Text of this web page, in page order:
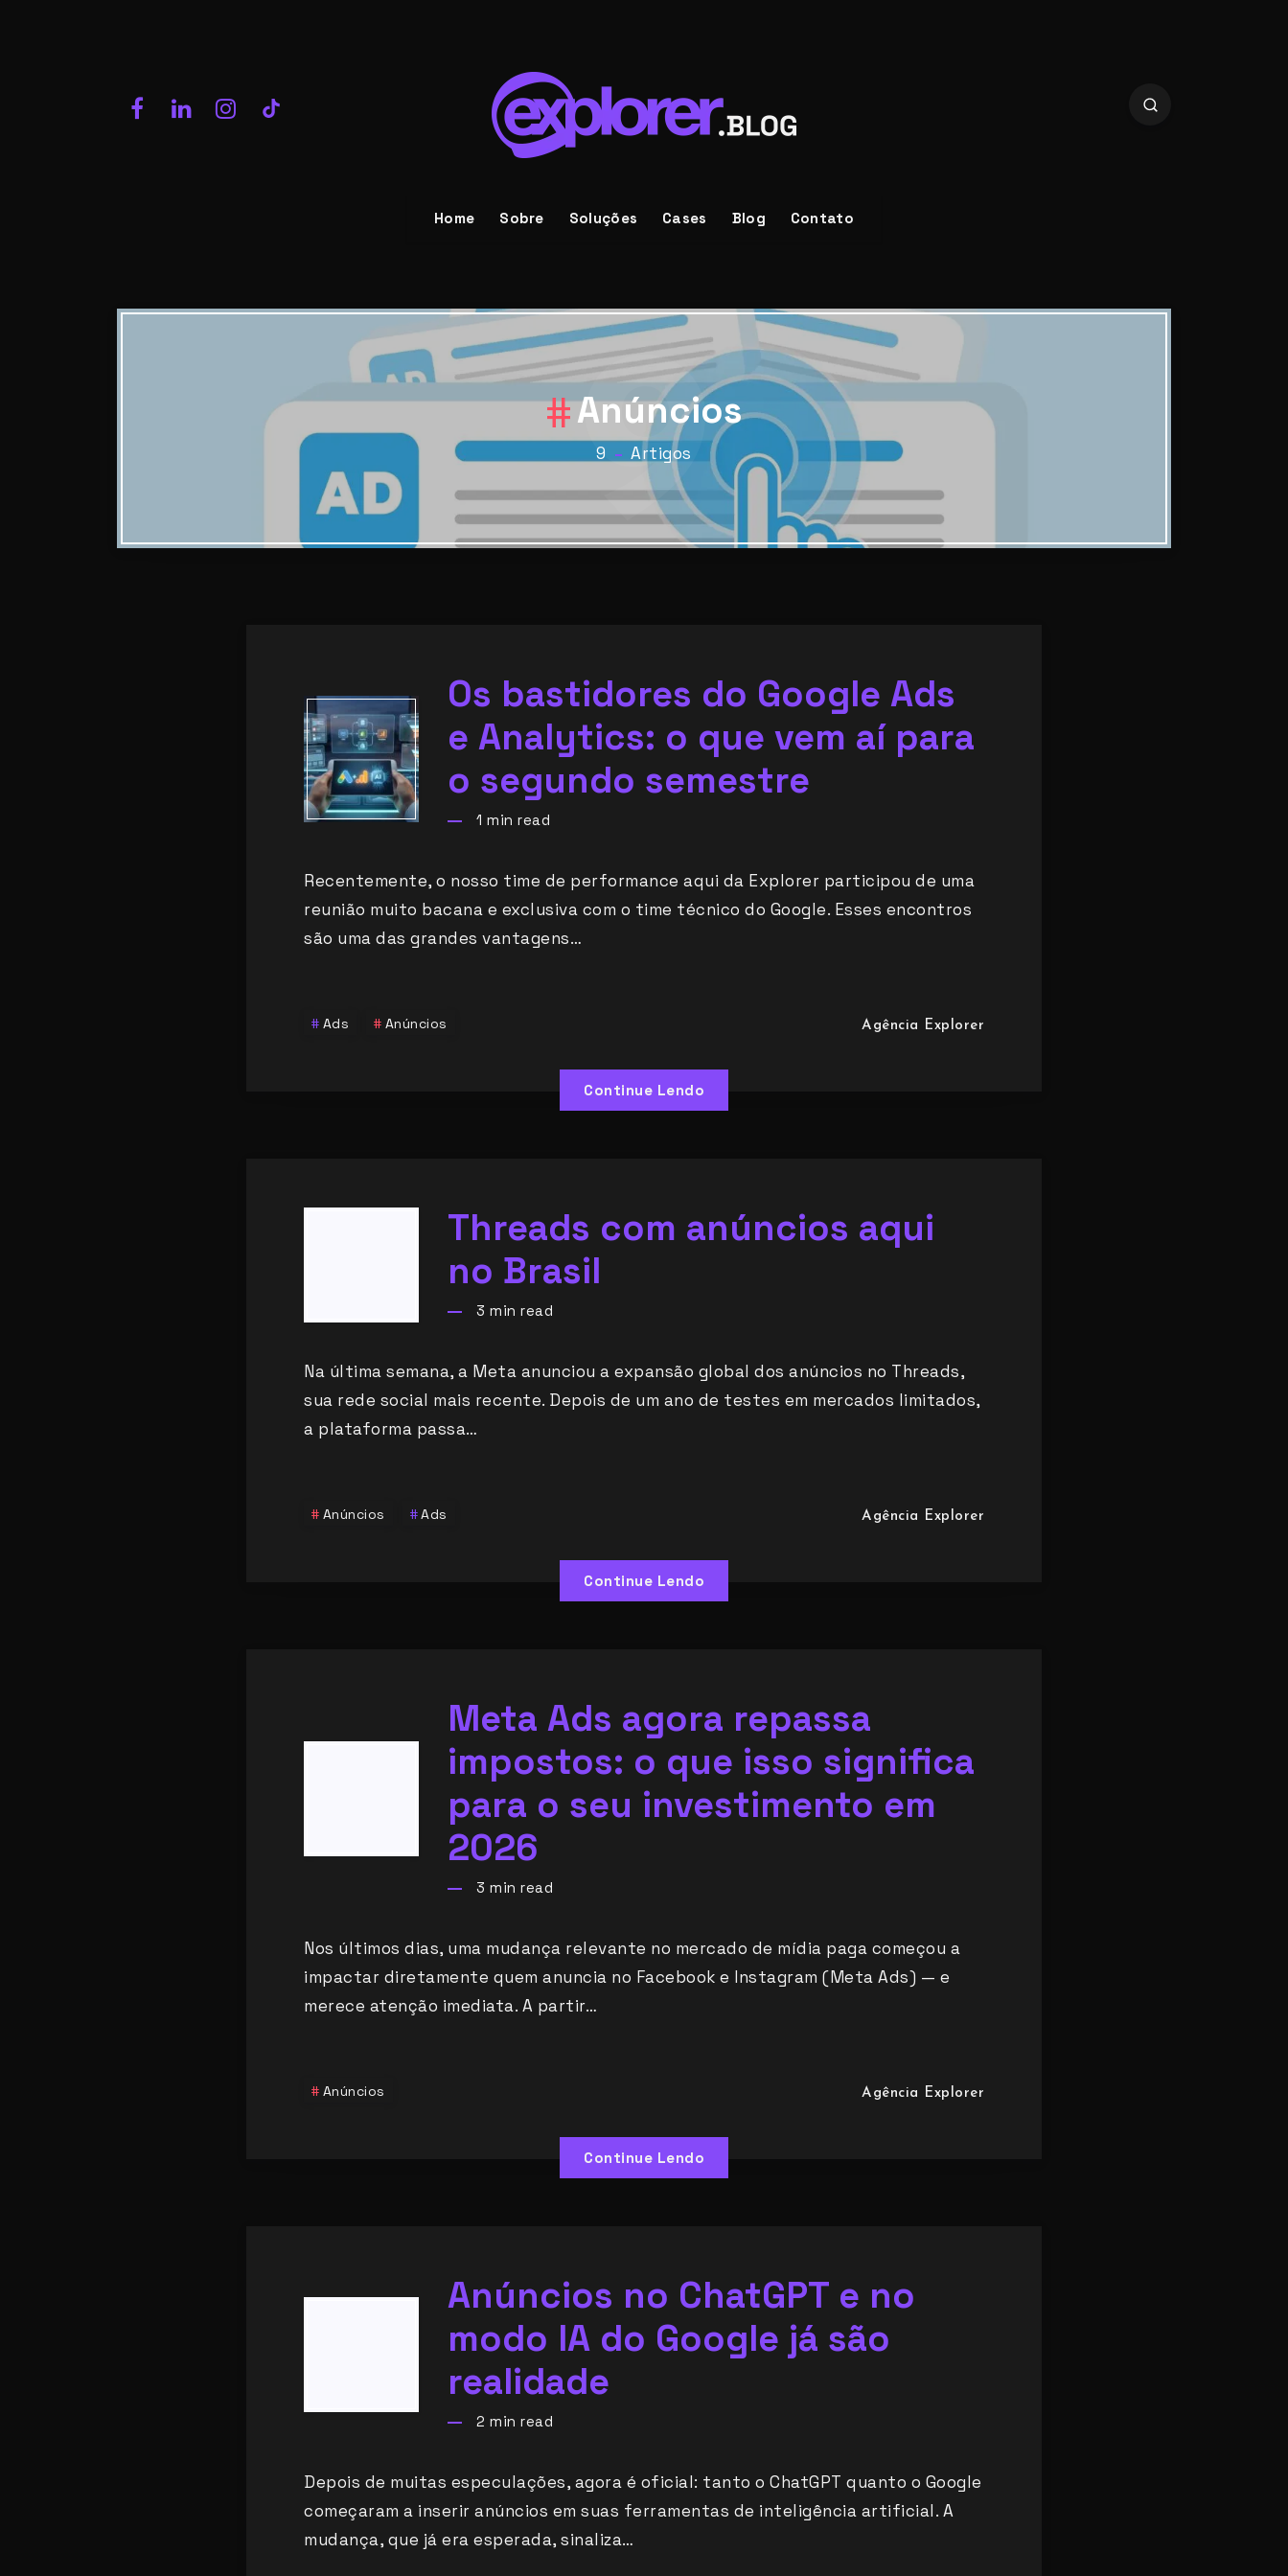
Home Sobre Soluções Cases Blog Contato
Anúncios
9 Artigos
9
Os bastidores do Google Ads
e Analytics: o que vem aí para
o segundo semestre
1 min read
Recentemente, o nosso time de performance aqui da Explorer participou de uma
reunião muito bacana e exclusiva com o time técnico do Google. Esses encontros
são uma das grandes vantagens…
Ads Anúncios Agência Explorer
Continue Lendo
Threads com anúncios aqui
no Brasil
3 min read
Na última semana, a Meta anunciou a expansão global dos anúncios no Threads,
sua rede social mais recente. Depois de um ano de testes em mercados limitados,
a plataforma passa…
Anúncios Ads Agência Explorer
Continue Lendo
Meta Ads agora repassa
impostos: o que isso significa
para o seu investimento em
2026
3 min read
Nos últimos dias, uma mudança relevante no mercado de mídia paga começou a
impactar diretamente quem anuncia no Facebook e Instagram (Meta Ads) — e
merece atenção imediata. A partir…
Anúncios Agência Explorer
Continue Lendo
Anúncios no ChatGPT e no
modo IA do Google já são
realidade
2 min read
Depois de muitas especulações, agora é oficial: tanto o ChatGPT quanto o Google
começaram a inserir anúncios em suas ferramentas de inteligência artificial. A
mudança, que já era esperada, sinaliza…